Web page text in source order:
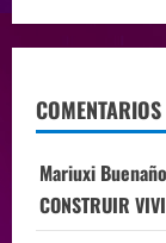
Mariuxi Buenaño
CONSTRUIR